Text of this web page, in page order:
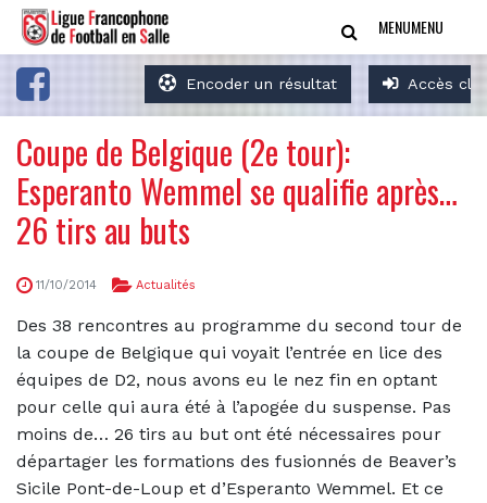
Encoder un résultat Accès
MENUMENU
Coupe de Belgique (2e tour):
Esperanto Wemmel se qualifie après…
26 tirs au buts
11/10/2014 Actualités
Des 38 rencontres au programme du second tour de
la coupe de Belgique qui voyait l’entrée en lice des
équipes de D2, nous avons eu le nez fin en optant
pour celle qui aura été à l’apogée du suspense. Pas
moins de… 26 tirs au but ont été nécessaires pour
départager les formations des fusionnés de Beaver’s
Sicile Pont-de-Loup et d’Esperanto Wemmel. Et ce